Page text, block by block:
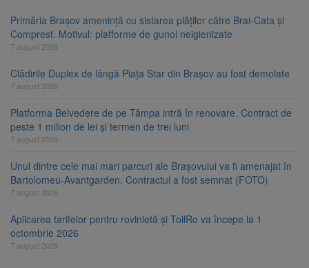
Primăria Brașov amenință cu sistarea plăților către Brai-Cata și
Comprest. Motivul: platforme de gunoi neigienizate
7 august 2026
Clădirile Duplex de lângă Piața Star din Brașov au fost demolate
7 august 2026
Platforma Belvedere de pe Tâmpa intră în renovare. Contract de
peste 1 milion de lei și termen de trei luni
7 august 2026
Unul dintre cele mai mari parcuri ale Brașovului va fi amenajat în
Bartolomeu-Avantgarden. Contractul a fost semnat (FOTO)
7 august 2026
Aplicarea tarifelor pentru rovinietă și TollRo va începe la 1
octombrie 2026
7 august 2026